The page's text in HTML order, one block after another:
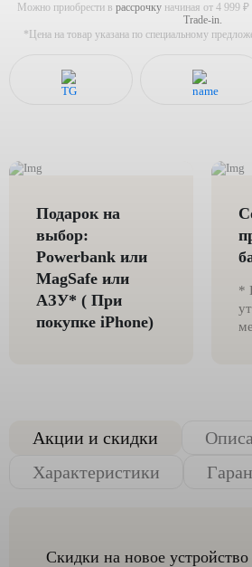
Можно приобрести в рассрочку начиная от 4 999
Trade-in.
*Цена на товар указана по специальному
Подарок на
выбор:
Powerbank или
MagSafe или
AЗУ* ( При
покупке iPhone)
*
Акции и скидки
Характеристики
Скидки на новое устройство